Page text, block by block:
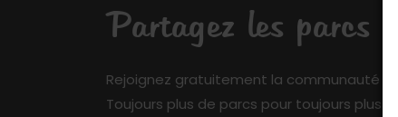
Partagez les parcs
Rejoignez gratuitement la communauté
Toujours plus de parcs pour toujours plus de